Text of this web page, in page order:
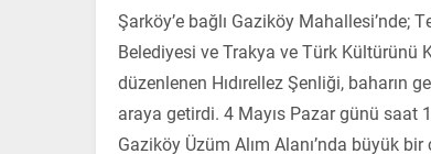
Şarköy’e bağlı Gaziköy Mahallesi’nde;
Belediyesi ve Trakya ve Türk Kültürünü
düzenlenen Hıdırellez Şenliği, baharın
araya getirdi. 4 Mayıs Pazar günü saat
Gaziköy Üzüm Alım Alanı’nda büyük